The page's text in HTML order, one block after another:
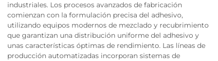
industriales. Los procesos avanzados de fabricación
comienzan con la formulación precisa del adhesivo,
utilizando equipos modernos de mezclado y recubrimiento
que garantizan una distribución uniforme del adhesivo y
unas características óptimas de rendimiento. Las líneas de
producción automatizadas incorporan sistemas de